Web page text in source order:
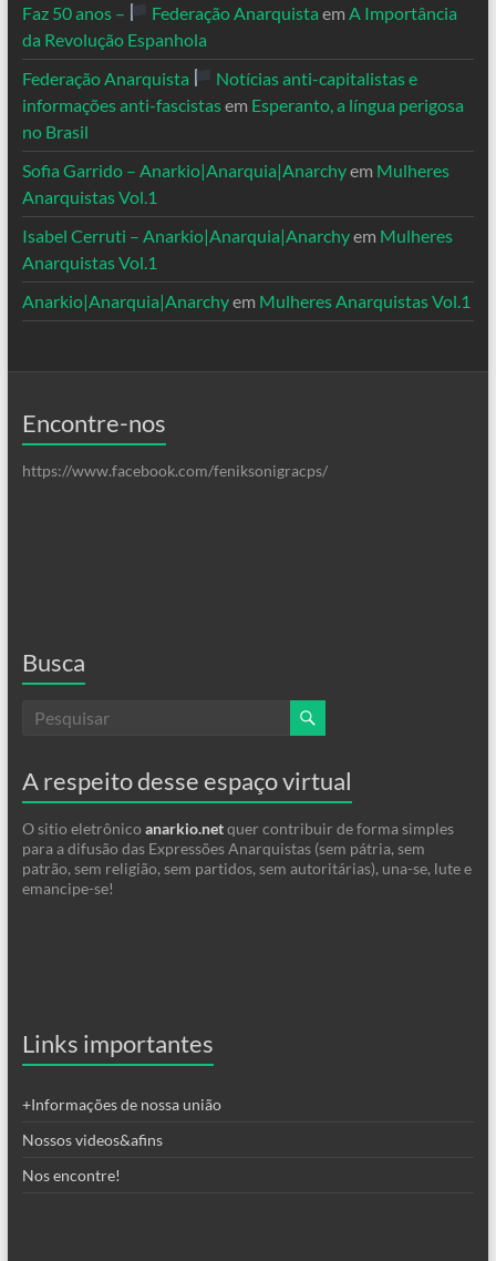
Faz 50 anos – Federação Anarquista em A Importância
da Revolução Espanhola
Federação Anarquista
Notícias anti-capitalistas e
informações anti-fascistasem Esperanto, a língua perigosa
no Brasil
Sofia Garrido – Anarkio|Anarquia|Anarchyem Mulheres
Anarquistas Vol.1
Isabel Cerruti – Anarkio|Anarquia|Anarchyem Mulheres
Anarquistas Vol.1
Anarkio|Anarquia|Anarchyem Mulheres Anarquistas Vol.1
Encontre-nos
https://www.facebook.com/feniksonigracps/
Busca
A respeito desse espaço virtual
O sitio eletrônico anarkio.netquer contribuir de forma simples
para a difusão das Expressões Anarquistas (sem pátria, sem
patrão, sem religião, sem partidos, sem autoritárias), una-se, lute e
emancipe-se!
Links importantes
+Informações de nossa união
Nossos videos&afins
Nos encontre!